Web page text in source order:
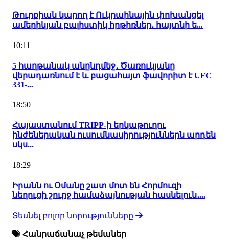
Թուրքիան կարող է Ուկրաինային փոխանցել
ամերիկյան բալիստիկ հրթիռներ․ հայտնի ե...
10:11
5 հաղթանակ անընդմեջ․ Ծառուկյանը
վերադառնում է և բացահայտ ֆավորիտ է UFC
331-...
18:50
Հայաստանում TRIPP-ի երկաթուղու
ինժեներական ուսումնասիրություններն արդեն
սկս...
18:29
Իրանն ու Օմանը շատ մոտ են Հորմուզի
նեղուցի շուրջ համաձայնության հասնելուն․...
Տեսնել բոլոր նորությունները
Հանրաճանաչ թեմաներ